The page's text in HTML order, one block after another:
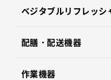
ベジタブルリフレッシ
配膳・配送機器
作業機器